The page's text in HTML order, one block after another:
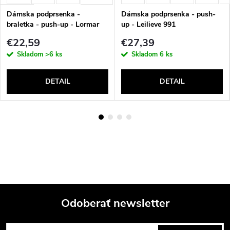
Dámska podprsenka -
braletka - push-up - Lormar
€22,59
Skladom >6 ks
DETAIL
Dámska podprsenka - push-
up - Leilieve 991
€27,39
Skladom 6 ks
DETAIL
Odoberať newsletter